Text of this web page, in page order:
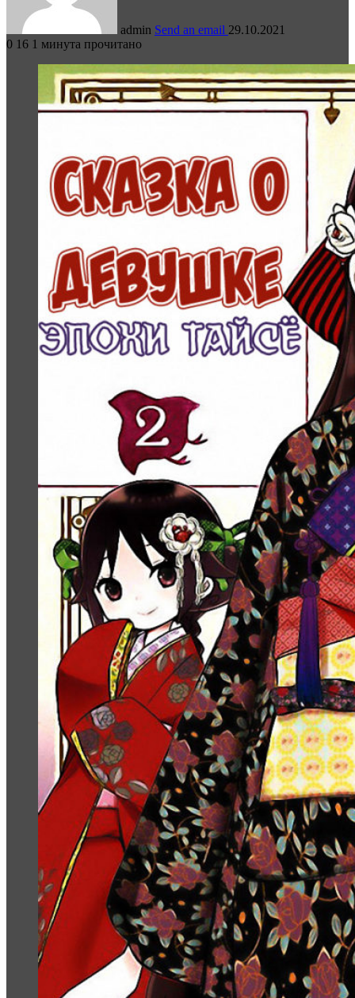
admin Send an email 29.10.2021
0 16 1 минута прочитано